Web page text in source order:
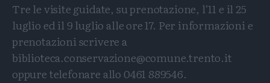
Tre le visite guidate, su prenotazione, l’11 e il 25
luglio ed il 9 luglio alle ore 17. Per informazioni e
prenotazioni scrivere a
biblioteca.conservazione@comune.trento.it
oppure telefonare allo 0461 889546.